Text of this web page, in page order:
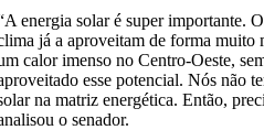
energia solar é super importante.
já a aproveitam de forma muito
calor imenso no Centro-Oeste,
esse potencial. Nós não
na matriz energética. Então,
o senador.